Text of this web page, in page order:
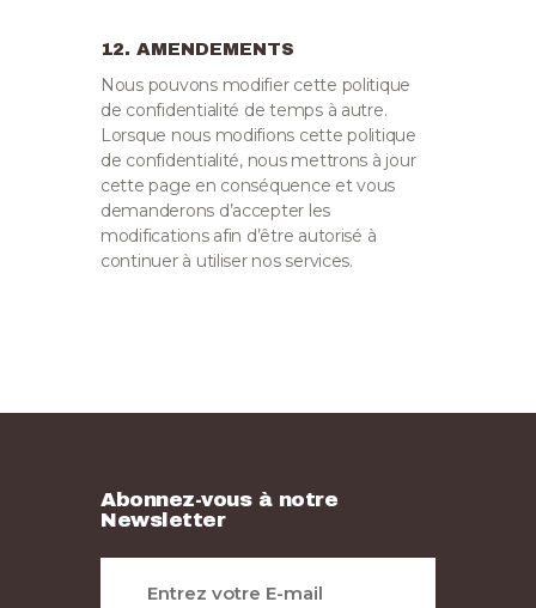
12. AMENDEMENTS
Nous pouvons modifier cette politique
de confidentialité de temps à autre.
Lorsque nous modifions cette politique
de confidentialité, nous mettrons à jour
cette page en conséquence et vous
demanderons d’accepter les
modifications afin d’être autorisé à
continuer à utiliser nos services.
Abonnez-vous à notre
Newsletter